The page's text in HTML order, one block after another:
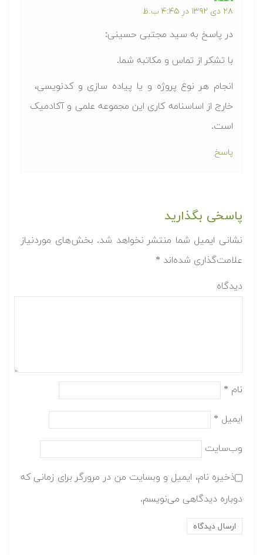
۲۸ دی ۱۳۹۲ در ۴:۴۵ ب.ظ
در پاسخ به سید مجتبی حسینی:
با تشکر از تماس و مکاتبه شما.
انجام هر نوع پروژه ​و یا پیاده سازی و کدنویسی، ​
خارج از اساسنامه کاری ​این مجموعه ​علمی​ و آکادمیک
است.
پاسخ
پاسخی بگذارید
نشانی ایمیل شما منتشر نخواهد شد. بخش‌های موردنیاز
علامت‌گذاری شده‌اند *
دیدگاه
نام *
ایمیل *
وب‌سایت
ذخیره نام، ایمیل و وبسایت من در مرورگر برای زمانی که
دوباره دیدگاهی می‌نویسم.